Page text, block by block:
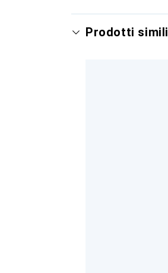
Prodotti simili